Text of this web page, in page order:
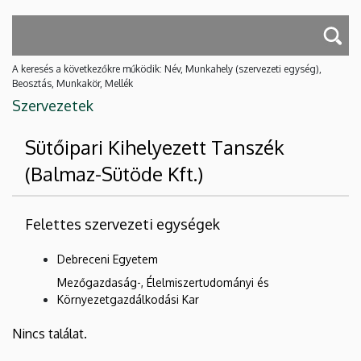
A keresés a következőkre működik: Név, Munkahely (szervezeti egység),
Beosztás, Munkakör, Mellék
Szervezetek
Sütőipari Kihelyezett Tanszék
(Balmaz-Sütöde Kft.)
Felettes szervezeti egységek
Debreceni Egyetem
Mezőgazdaság-, Élelmiszertudományi és
Környezetgazdálkodási Kar
Nincs találat.